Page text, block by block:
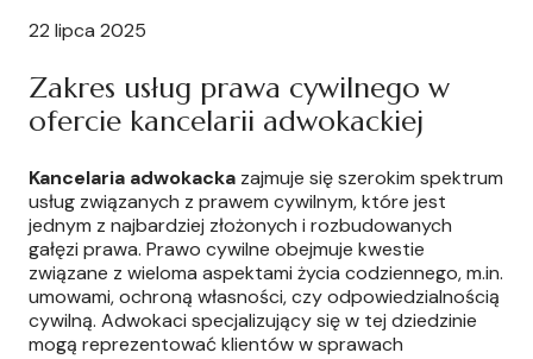
22 lipca 2025
Zakres usług prawa cywilnego w
ofercie kancelarii adwokackiej
Kancelaria adwokacka zajmuje się szerokim spektrum
usług związanych z prawem cywilnym, które jest
jednym z najbardziej złożonych i rozbudowanych
gałęzi prawa. Prawo cywilne obejmuje kwestie
związane z wieloma aspektami życia codziennego, m.in.
umowami, ochroną własności, czy odpowiedzialnością
cywilną. Adwokaci specjalizujący się w tej dziedzinie
mogą reprezentować klientów w sprawach